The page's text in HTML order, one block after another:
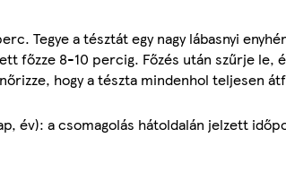
Tegye a tésztát egy nagy lábasnyi
főzze 8-10 percig. Főzés után szűrje
hogy a tészta mindenhol teljesen
év): a csomagolás hátoldalán jelzett